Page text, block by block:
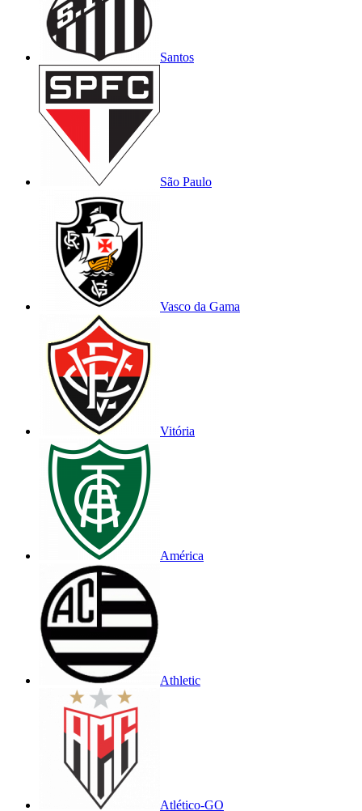
Santos
São Paulo
Vasco da Gama
Vitória
América
Athletic
Atlético-GO